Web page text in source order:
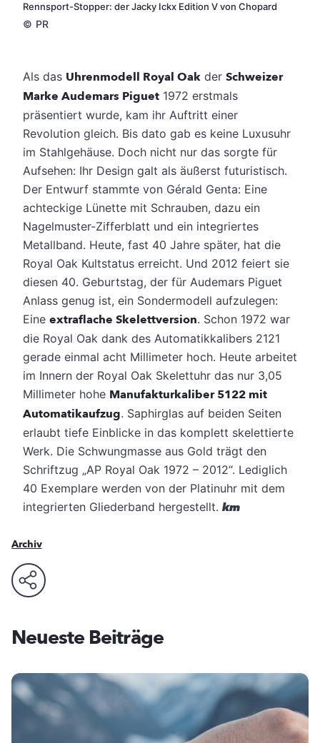
Rennsport-Stopper: der Jacky Ickx Edition V von Chopard
© PR
Als das Uhrenmodell Royal Oak der Schweizer
Marke Audemars Piguet 1972 erstmals
präsentiert wurde, kam ihr Auftritt einer
Revolution gleich. Bis dato gab es keine Luxusuhr
im Stahlgehäuse. Doch nicht nur das sorgte für
Aufsehen: Ihr Design galt als äußerst futuristisch.
Der Entwurf stammte von Gérald Genta: Eine
achteckige Lünette mit Schrauben, dazu ein
Nagelmuster-Zifferblatt und ein integriertes
Metallband. Heute, fast 40 Jahre später, hat die
Royal Oak Kultstatus erreicht. Und 2012 feiert sie
diesen 40. Geburtstag, der für Audemars Piguet
Anlass genug ist, ein Sondermodell aufzulegen:
Eine extraflache Skelettversion. Schon 1972 war
die Royal Oak dank des Automatikkalibers 2121
gerade einmal acht Millimeter hoch. Heute arbeitet
im Innern der Royal Oak Skelettuhr das nur 3,05
Millimeter hohe Manufakturkaliber 5122 mit
Automatikaufzug. Saphirglas auf beiden Seiten
erlaubt tiefe Einblicke in das komplett skelettierte
Werk. Die Schwungmasse aus Gold trägt den
Schriftzug „AP Royal Oak 1972 – 2012“. Lediglich
40 Exemplare werden von der Platinuhr mit dem
integrierten Gliederband hergestellt. km
Archiv
Neueste Beiträge